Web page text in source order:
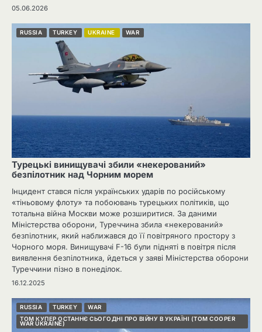
05.06.2026
RUSSIA TURKEY UKRAINE WAR
Турецькі винищувачі збили «некерований»
безпілотник над Чорним морем
Інцидент стався після українських ударів по російському
«тіньовому флоту» та побоювань турецьких політиків, що
тотальна війна Москви може розширитися. За даними
Міністерства оборони, Туреччина збила «некерований»
безпілотник, який наближався до її повітряного простору з
Чорного моря. Винищувачі F-16 були підняті в повітря після
виявлення безпілотника, йдеться у заяві Міністерства оборони
Туреччини пізно в понеділок.
16.12.2025
RUSSIA TURKEY
WAR
ТОМ КУПЕР ОСТАННЄ СЬОГОДНІ ПРО ВІЙНУ В УКРАЇНІ (TOM COOPER
WAR UKRAINE)